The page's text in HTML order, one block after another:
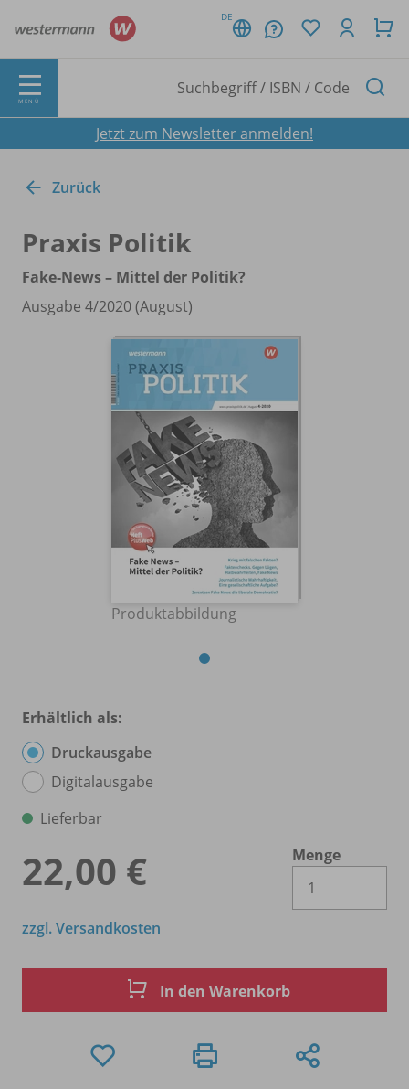
DE
MENÜ
Jetzt zum Newsletter anmelden!
Zurück
Praxis Politik
Fake-News – Mittel der Politik?
Ausgabe 4/2020 (August)
Produktabbildung
Erhältlich als:
Druckausgabe
Digitalausgabe
Lieferbar
22,00 €
Menge
zzgl. Versandkosten
In den Warenkorb